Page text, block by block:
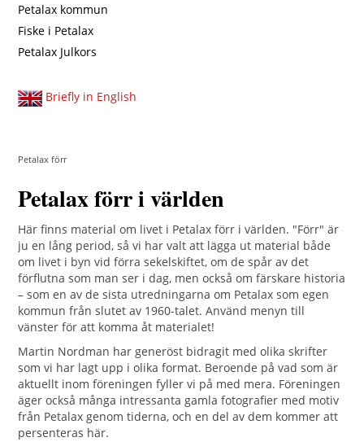
Petalax kommun
Fiske i Petalax
Petalax Julkors
Briefly in English
Petalax förr
Petalax förr i världen
Här finns material om livet i Petalax förr i världen. "Förr" är
ju en lång period, så vi har valt att lägga ut material både
om livet i byn vid förra sekelskiftet, om de spår av det
förflutna som man ser i dag, men också om färskare historia
– som en av de sista utredningarna om Petalax som egen
kommun från slutet av 1960-talet. Använd menyn till
vänster för att komma åt materialet!
Martin Nordman har generöst bidragit med olika skrifter
som vi har lagt upp i olika format. Beroende på vad som är
aktuellt inom föreningen fyller vi på med mera. Föreningen
äger också många intressanta gamla fotografier med motiv
från Petalax genom tiderna, och en del av dem kommer att
persenteras här.